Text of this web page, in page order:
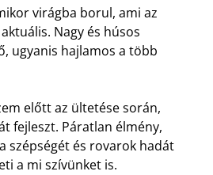
virágba borul, ami az
Nagy és húsos
ugyanis hajlamos a több
előtt az ültetése során,
fejleszt. Páratlan élmény,
szépségét és rovarok hadát
a mi szívünket is.